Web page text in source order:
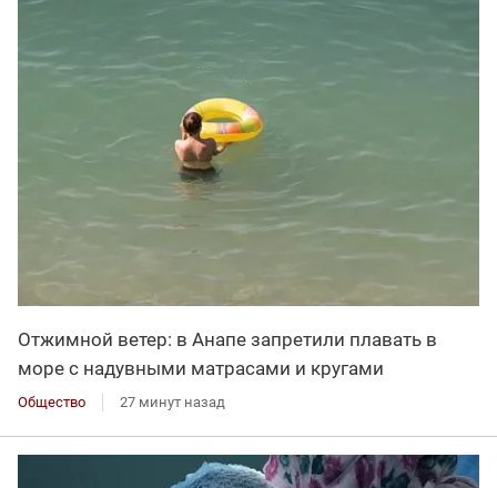
Отжимной ветер: в Анапе запретили плавать в
море с надувными матрасами и кругами
Общество 27 минут назад